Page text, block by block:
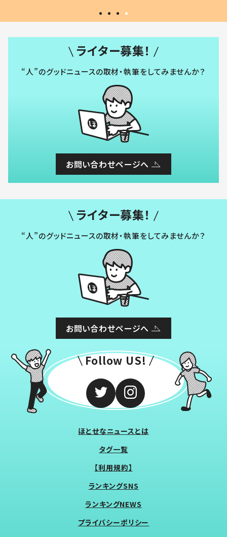
ライター募集！
“人”のグッドニュースの取材・執筆をしてみませんか？
お問い合わせページへ
ライター募集！
“人”のグッドニュースの取材・執筆をしてみませんか？
お問い合わせページへ
Follow US!
ほとせなニュースとは
タグ一覧
【利用規約】
ランキングSNS
ランキングNEWS
プライバシーポリシー